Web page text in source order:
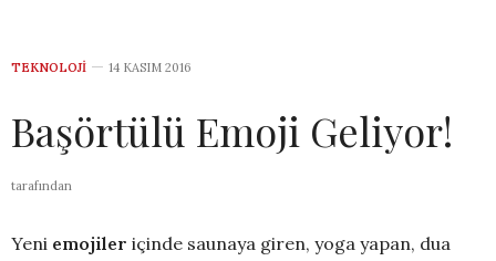
TEKNOLOJI 14 KASIM 2016
Başörtülü Emoji Geliyor!
tarafından
Yeni emojiler içinde saunaya giren, yoga yapan, dua